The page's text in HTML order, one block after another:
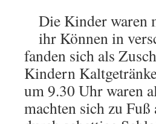
Die Kinder waren
ihr Können in
fanden sich als
Kindern
um 9.30 Uhr waren
machten sich zu